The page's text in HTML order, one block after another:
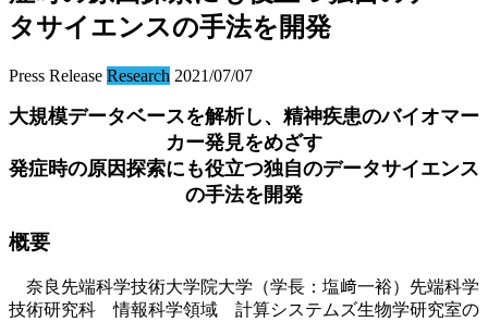
タサイエンスの手法を開発
Press Release Research 2021/07/07
大規模データベースを解析し、精神疾患のバイオマー
カー発見をめざす
発症時の原因探索にも役立つ独自のデータサイエンス
の手法を開発
概要
奈良先端科学技術大学院大学（学長：塩﨑一裕）先端科学
技術研究科 情報科学領域 計算システムズ生物学研究室の